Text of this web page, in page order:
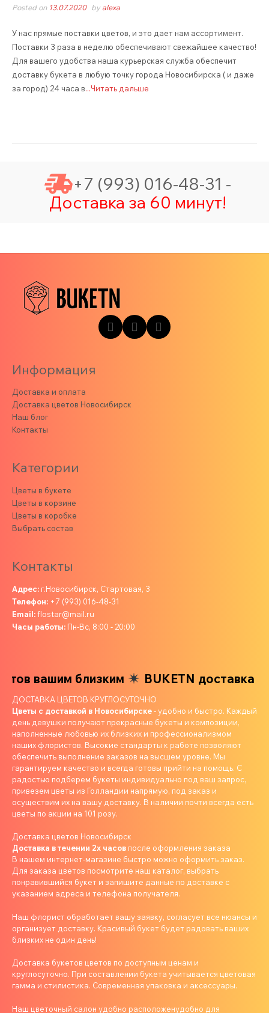
Posted on 13.07.2020 by alexa
У нас прямые поставки цветов, и это дает нам ассортимент.
Поставки 3 раза в неделю обеспечивают свежайшее качество!
Для вашего удобства наша курьерская служба обеспечит
доставку букета в любую точку города Новосибирска ( и даже
за город) 24 часа в...Читать дальше
+7 (993) 016-48-31 -
Доставка за 60 минут!
Информация
Доставка и оплата
Доставка цветов Новосибирск
Наш блог
Контакты
Категории
Цветы в букете
Цветы в корзине
Цветы в коробке
Выбрать состав
Контакты
Адрес: г.Новосибирск, Стартовая, 3
Телефон: +7 (993) 016-48-31
Email:flostar@mail.ru
Часы работы: Пн-Вс, 8:00 - 20:00
вашим близким BUKETN доставка
ДОСТАВКА ЦВЕТОВ КРУГЛОСУТОЧНО
Цветы с доставкой в Новосибирске- удобно и быстро. Каждый
день девушки получают прекрасные букеты и композиции,
наполненные любовью их близких и профессионализмом
наших флористов. Высокие стандарты к работе позволяют
обеспечить выполнение заказов на высшем уровне. Мы
гарантируем качество и всегда готовы прийти на помощь. С
радостью подберем букеты индивидуально под ваш запрос,
привезем цветы из Голландии напрямую, под заказ и
осуществим их на вашу доставку. В наличии почти всегда есть
цветы по акции на 101 розу.
Доставка цветов Новосибирск
Доставка в течении 2х часов после оформления заказа
В нашем интернет-магазине быстро можно оформить заказ.
Для заказа цветов посмотрите наш каталог, выбрать
понравившийся букет и запишите данные по доставке с
указанием адреса и телефона получателя.
Наш флорист обработает вашу заявку, согласует все нюансы и
организует доставку. Красивый букет будет радовать ваших
близких не один день!
Доставка букетов цветов по доступным ценам и
круглосуточно. При составлении букета учитывается цветовая
гамма и стилистика. Современная упаковка и аксессуары.
Наш цветочный салон удобно расположенудобно для